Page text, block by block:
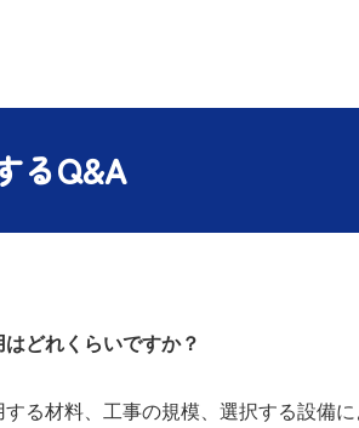
るQ&A
どれくらいですか？
する材料、工事の規模、選択する設備